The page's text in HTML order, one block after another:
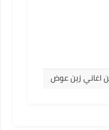
اغاني زين عوض